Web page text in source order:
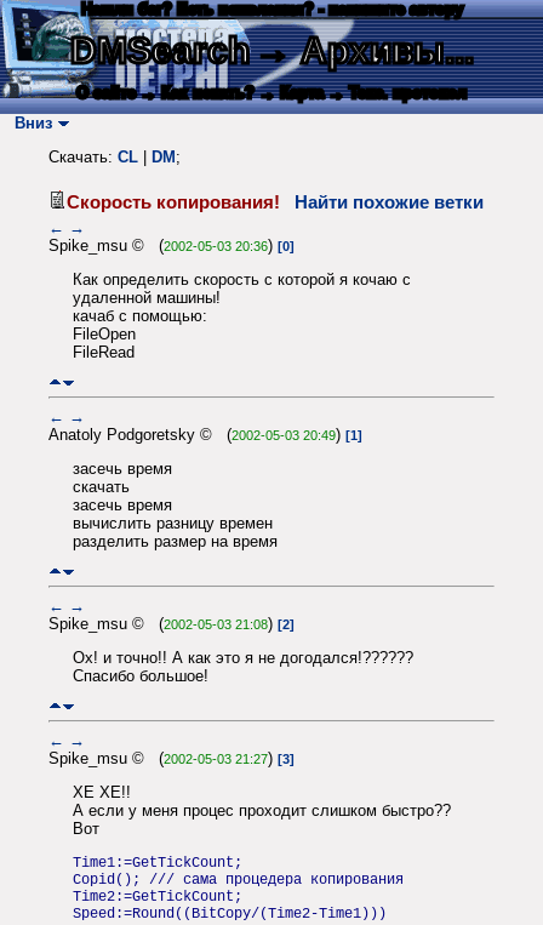
Нашли баг? Есть пожелания? - напишите автору
DMSearch→ Архивы...
О сайте → Как искать? → Карта → Текс. протокол
Вниз
Скачать: CL DM ;
Скорость копирования! Найти похожие ветки
← →
Spike_msu © (2002-05-03 20:36) [0]
Как определить скорость с которой я кочаю с
удаленной машины!
качаб с помощью:
FileOpen
FileRead
← →
Anatoly Podgoretsky © (2002-05-03 20:49) [1]
засечь время
скачать
засечь время
вычислить разницу времен
разделить размер на время
← →
Spike_msu © (2002-05-03 21:08) [2]
Ох! и точно!! А как это я не догодался!??????
Спасибо большое!
← →
Spike_msu © (2002-05-03 21:27) [3]
ХЕ ХЕ!!
А если у меня процес проходит слишком быстро??
Вот
Time1:=GetTickCount;
Copid(); /// сама процедера копирования
Time2:=GetTickCount;
Speed:=Round((BitCopy/(Time2-Time1)))